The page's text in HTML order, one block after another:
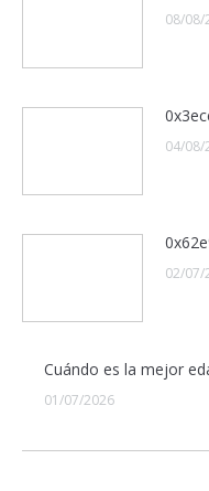
08/08/
04/08/
02/07/
Cuándo es la mejor
01/07/2026